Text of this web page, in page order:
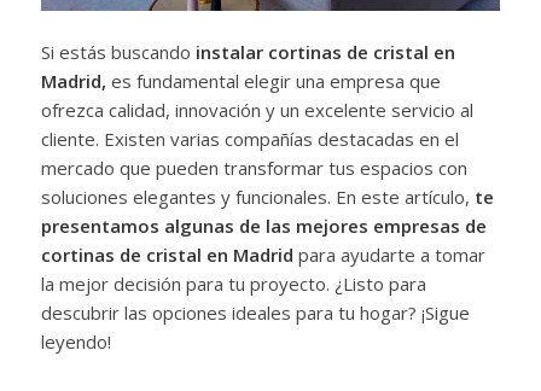
Si estás buscando instalar cortinas de cristal en
Madrid, es fundamental elegir una empresa que
ofrezca calidad, innovación y un excelente servicio al
cliente. Existen varias compañías destacadas en el
mercado que pueden transformar tus espacios con
soluciones elegantes y funcionales. En este artículo, te
presentamos algunas de las mejores empresas de
cortinas de cristal en Madrid para ayudarte a tomar
la mejor decisión para tu proyecto. ¿Listo para
descubrir las opciones ideales para tu hogar? ¡Sigue
leyendo!